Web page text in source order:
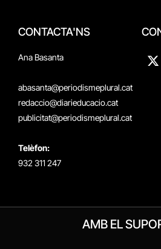
CONTACTA'NS
Ana Basanta
abasanta@periodismeplural.cat
redaccio@diarieducacio.cat
publicitat@periodismeplural.cat
Telèfon:
932 311 247
X
AMB EL